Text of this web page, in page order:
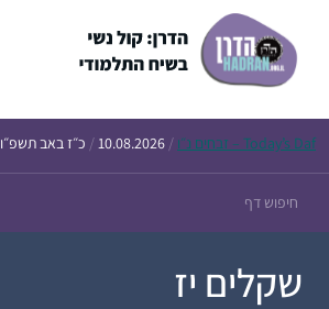
Today’s Daf – זבחים נ״ו /
10.08.2026
/ כ״ז באב תשפ״ו
שקלים יז